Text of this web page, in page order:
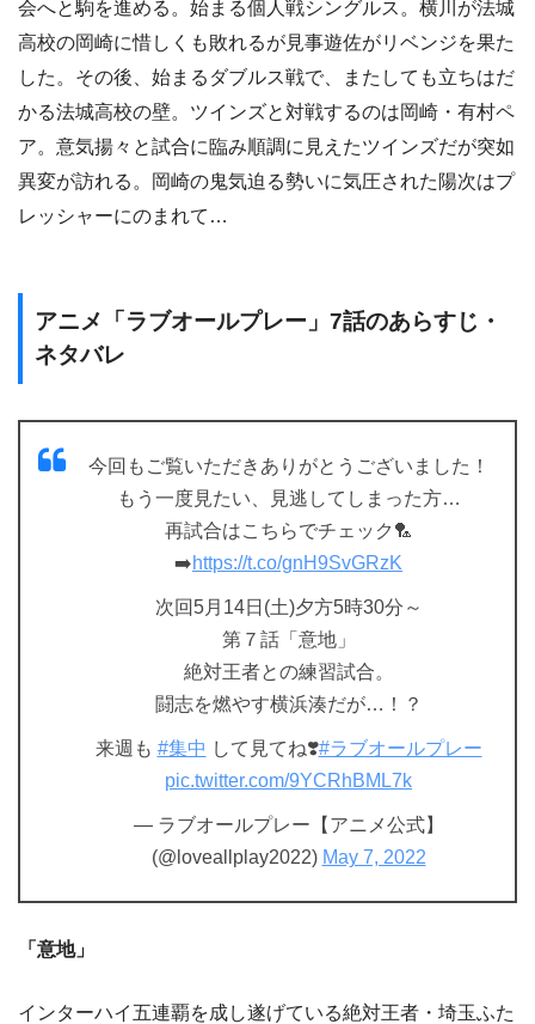
会へと駒を進める。始まる個人戦シングルス。横川が法城
高校の岡崎に惜しくも敗れるが見事遊佐がリベンジを果た
した。その後、始まるダブルス戦で、またしても立ちはだ
かる法城高校の壁。ツインズと対戦するのは岡崎・有村ペ
ア。意気揚々と試合に臨み順調に見えたツインズだが突如
異変が訪れる。岡崎の鬼気迫る勢いに気圧された陽次はプ
レッシャーにのまれて…
アニメ「ラブオールプレー」7話のあらすじ・
ネタバレ
今回もご覧いただきありがとうございました！
もう一度見たい、見逃してしまった方…
再試合はこちらでチェック🏸
➡️https://t.co/gnH9SvGRzK
次回5月14日(土)夕方5時30分～
第７話「意地」
絶対王者との練習試合。
闘志を燃やす横浜湊だが…！？
来週も #集中 して見てね❣️#ラブオールプレー
pic.twitter.com/9YCRhBML7k
— ラブオールプレー【アニメ公式】
(@loveallplay2022) May 7, 2022
「意地」
インターハイ五連覇を成し遂げている絶対王者・埼玉ふた